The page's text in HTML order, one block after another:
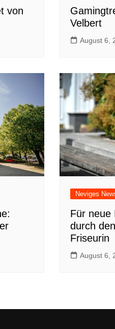
von
Velbert
August 6,
Neviges
Für neue
durch
Friseurin
August 6,